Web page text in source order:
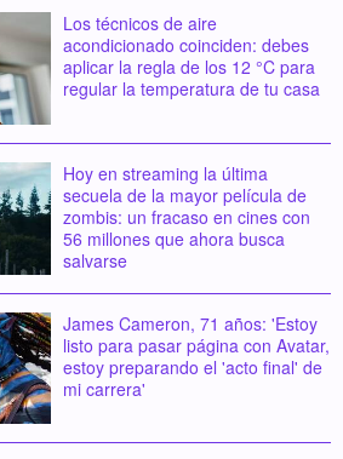
Los técnicos de aire
acondicionado coinciden: debes
aplicar la regla de los 12 °C para
regular la temperatura de tu casa
Hoy en streaming la última
secuela de la mayor película de
zombis: un fracaso en cines con
56 millones que ahora busca
salvarse
James Cameron, 71 años: 'Estoy
listo para pasar página con Avatar,
estoy preparando el 'acto final' de
mi carrera'